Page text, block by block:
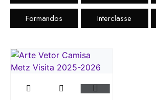
Formandos Interclasse